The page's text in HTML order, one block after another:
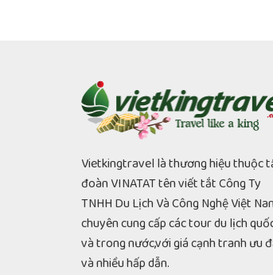
Vietkingtravel là thương hiệu thuộc
đoàn VINATAT tên viết tắt Công Ty
TNHH Du Lịch Và Công Nghệ Việt
chuyên cung cấp các tour du lịch
và trong nước,với giá cạnh tranh ưu
và nhiều hấp dẫn.